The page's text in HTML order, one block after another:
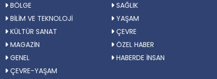
BÖLGE
SAĞLIK
BİLİM VE TEKNOLOJİ
YAŞAM
KÜLTÜR SANAT
ÇEVRE
MAGAZİN
ÖZEL HABER
GENEL
HABERDE İNSAN
ÇEVRE-YAŞAM